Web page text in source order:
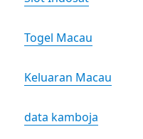
Togel Macau
Keluaran Macau
data kamboja